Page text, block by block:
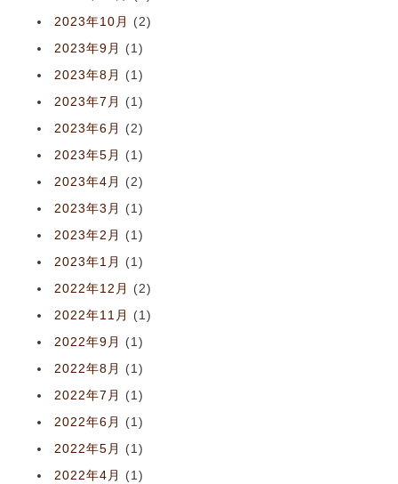
2023年10月
(2)
2023年9月
(1)
2023年8月
(1)
2023年7月
(1)
2023年6月
(2)
2023年5月
(1)
2023年4月
(2)
2023年3月
(1)
2023年2月
(1)
2023年1月
(1)
2022年12月
(2)
2022年11月
(1)
2022年9月
(1)
2022年8月
(1)
2022年7月
(1)
2022年6月
(1)
2022年5月
(1)
2022年4月
(1)